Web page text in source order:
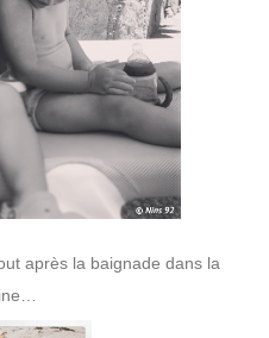
après la baignade dans la